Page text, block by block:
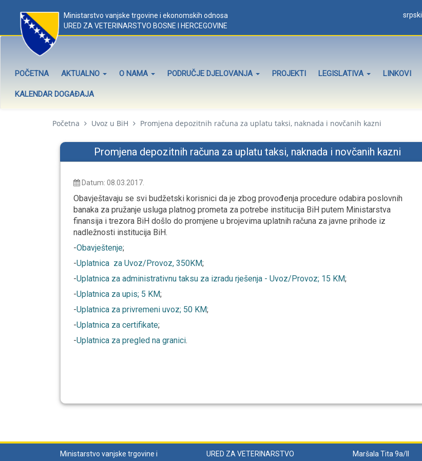
Ministarstvo vanjske trgovine i ekonomskih odnosa
URED ZA VETERINARSTVO BOSNE I HERCEGOVINE
srpski
POČETNA AKTUALNO O NAMA PODRUČJE DJELOVANJA PROJEKTI LEGISLATIVA LINKOVI
KALENDAR DOGAĐAJA
Početna Uvoz u BiH Promjena depozitnih računa za uplatu taksi, naknada i novčanih kazni
Promjena depozitnih računa za uplatu taksi, naknada i novčanih kazni
Datum: 08.03.2017.
Obavještavaju se svi budžetski korisnici da je zbog provođenja procedure odabira poslovnih
banaka za pružanje usluga platnog prometa za potrebe institucija BiH putem Ministarstva
finansija i trezora BiH došlo do promjene u brojevima uplatnih računa za javne prihode iz
nadležnosti institucija BiH.
-Obavještenje;
-Uplatnica za Uvoz/Provoz, 350KM;
-Uplatnica za administrativnu taksu za izradu rješenja - Uvoz/Provoz; 15 KM;
-Uplatnica za upis; 5 KM;
-Uplatnica za privremeni uvoz; 50 KM;
-Uplatnica za certifikate;
-Uplatnica za pregled na granici.
Ministarstvo vanjske trgovine i
URED ZA VETERINARSTVO
Maršala Tita 9a/II